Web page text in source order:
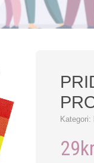
Kategori:
29